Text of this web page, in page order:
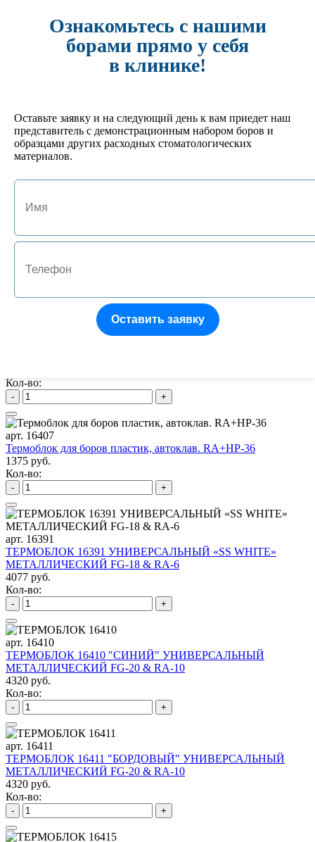
+
+
арт. JA-01132-P
Кол-во:
№10 Термоблок 15HP/File
Кол-во:
+
Кол-во:
- +
арт. 16407
Термоблок для боров пластик, автоклав. RA+HP-36
1375 руб.
Кол-во:
- +
арт. 16391
ТЕРМОБЛОК 16391 УНИВЕРСАЛЬНЫЙ «SS WHITE»
МЕТАЛЛИЧЕСКИЙ FG-18 & RA-6
4077 руб.
Кол-во:
- +
арт. 16410
ТЕРМОБЛОК 16410 "СИНИЙ" УНИВЕРСАЛЬНЫЙ
МЕТАЛЛИЧЕСКИЙ FG-20 & RA-10
4320 руб.
Кол-во:
- +
арт. 16411
ТЕРМОБЛОК 16411 "БОРДОВЫЙ" УНИВЕРСАЛЬНЫЙ
МЕТАЛЛИЧЕСКИЙ FG-20 & RA-10
4320 руб.
Кол-во:
- +
Ознакомьтесь с нашими
борами прямо у себя
в клинике!
Оставьте заявку и на следующий день к вам приедет наш
представитель с демонстрационным набором боров и
образцами других расходных стоматологических
материалов.
Оставить заявку